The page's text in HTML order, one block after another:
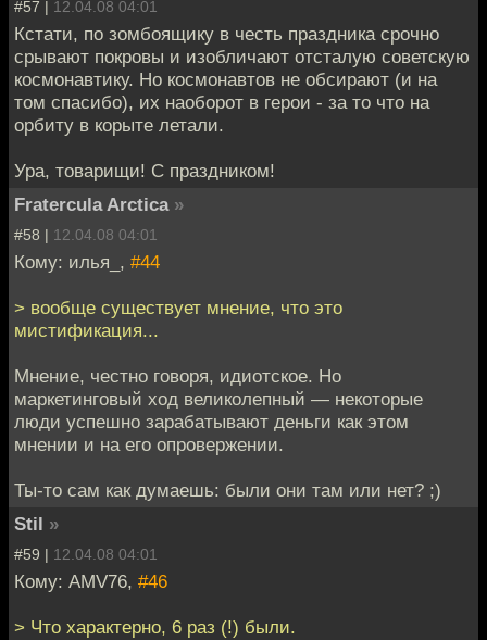
#57 | 12.04.08 04:01
Кстати, по зомбоящику в честь праздника срочно
срывают покровы и изобличают отсталую советскую
космонавтику. Но космонавтов не обсирают (и на
том спасибо), их наоборот в герои - за то что на
орбиту в корыте летали.
Ура, товарищи! С праздником!
Fratercula Arctica »
#58 | 12.04.08 04:01
Кому: илья_, #44
> вообще существует мнение, что это
мистификация...
Мнение, честно говоря, идиотское. Но
маркетинговый ход великолепный — некоторые
люди успешно зарабатывают деньги как этом
мнении и на его опровержении.
Ты-то сам как думаешь: были они там или нет? ;)
Stil »
#59 | 12.04.08 04:01
Кому: AMV76, #46
> Что характерно, 6 раз (!) были.